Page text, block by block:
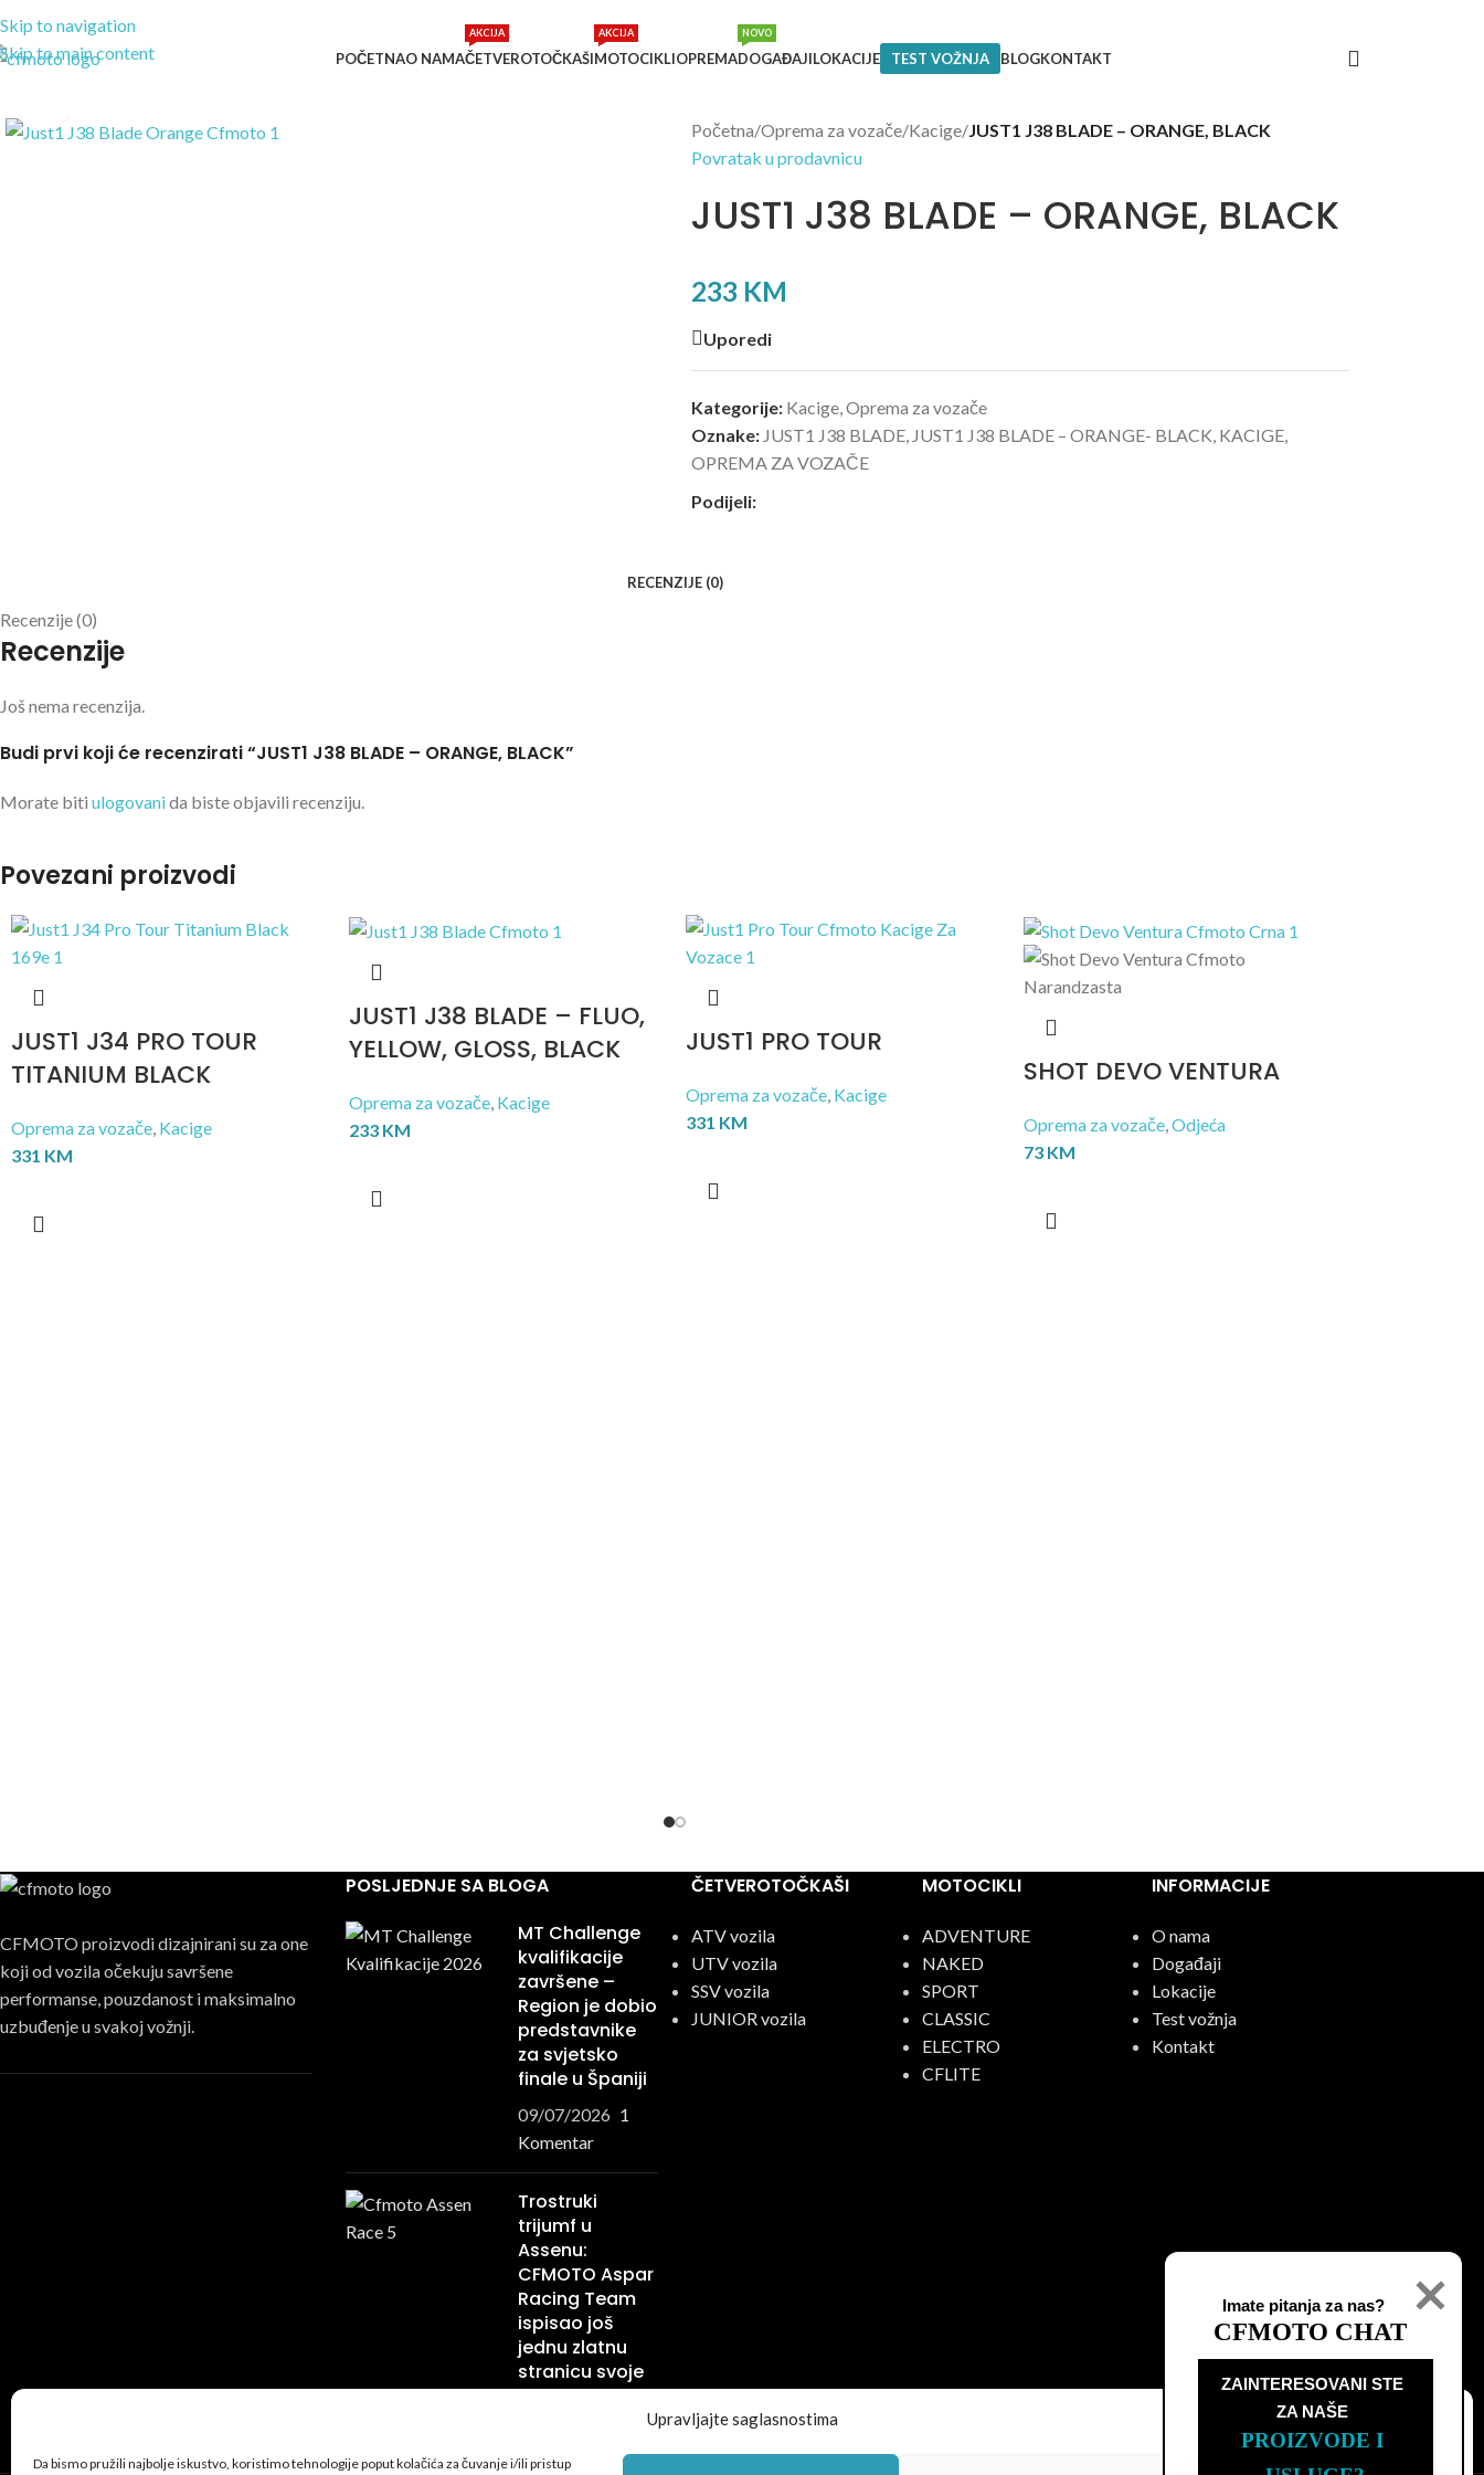
Upravljajte saglasnostima
Da bismo pružili najbolje iskustvo, koristimo tehnologije poput kolačića za čuvanje i/ili pristup
Skip to navigation
Skip to main content
POČETNAO NAMAČETVEROTOČKAŠI
AKCIJA
MOTOCIKLI
AKCIJA
OPREMADOGAĐAJI
NOVO
LOKACIJE TEST VOŽNJA BLOGKONTAKT
Početna/Oprema za vozače/Kacige/JUST1 J38 BLADE – ORANGE, BLACK
Povratak u prodavnicu
JUST1 J38 BLADE – ORANGE, BLACK
233 KM
Uporedi
Kategorije: Kacige,Oprema za vozače
Oznake: JUST1 J38 BLADE, JUST1 J38 BLADE – ORANGE- BLACK, KACIGE,
OPREMA ZA VOZAČE
Podijeli:
RECENZIJE (0)
Recenzije (0)
Recenzije
Još nema recenzija.
Budi prvi koji će recenzirati “JUST1 J38 BLADE – ORANGE, BLACK”
Morate biti ulogovanida biste objavili recenziju.
Povezani proizvodi
JUST1 J34 PRO TOUR
TITANIUM BLACK
Oprema za vozače, Kacige
331 KM
JUST1 J38 BLADE – FLUO,
YELLOW, GLOSS, BLACK
Oprema za vozače, Kacige
233 KM
JUST1 PRO TOUR
Oprema za vozače, Kacige
331 KM
SHOT DEVO VENTURA
Oprema za vozače,Odjeća
73 KM
CFMOTO proizvodi dizajnirani su za one
koji od vozila očekuju savršene
performanse, pouzdanost i maksimalno
uzbuđenje u svakoj vožnji.
POSLJEDNJE SA BLOGA
MT Challenge
kvalifikacije
završene –
Region je dobio
predstavnike
za svjetsko
finale u Španiji
09/07/2026 1
Komentar
Trostruki
trijumf u
Assenu:
CFMOTO Aspar
Racing Team
ispisao još
jednu zlatnu
stranicu svoje
istorije
Komentar
ČETVEROTOČKAŠI
ATV vozila
UTV vozila
SSV vozila
JUNIOR vozila
MOTOCIKLI
ADVENTURE
NAKED
SPORT
CLASSIC
ELECTRO
CFLITE
INFORMACIJE
O nama
Događaji
Lokacije
Test vožnja
Kontakt
Imate pitanja za nas?
CFMOTO CHAT
ZAINTERESOVANI STE
ZA NAŠE
PROIZVODE I